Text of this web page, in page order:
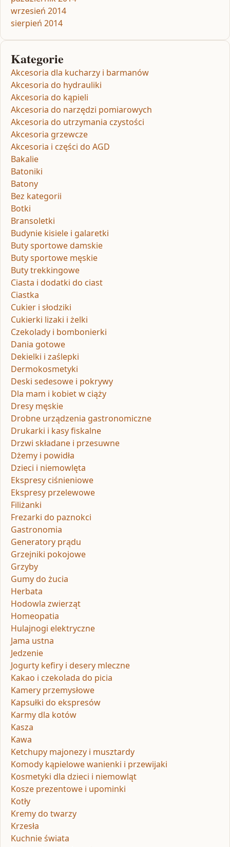
wrzesień 2014
sierpień 2014
Kategorie
Akcesoria dla kucharzy i barmanów
Akcesoria do hydrauliki
Akcesoria do kąpieli
Akcesoria do narzędzi pomiarowych
Akcesoria do utrzymania czystości
Akcesoria grzewcze
Akcesoria i części do AGD
Bakalie
Batoniki
Batony
Bez kategorii
Botki
Bransoletki
Budynie kisiele i galaretki
Buty sportowe damskie
Buty sportowe męskie
Buty trekkingowe
Ciasta i dodatki do ciast
Ciastka
Cukier i słodziki
Cukierki lizaki i żelki
Czekolady i bombonierki
Dania gotowe
Dekielki i zaślepki
Dermokosmetyki
Deski sedesowe i pokrywy
Dla mam i kobiet w ciąży
Dresy męskie
Drobne urządzenia gastronomiczne
Drukarki i kasy fiskalne
Drzwi składane i przesuwne
Dżemy i powidła
Dzieci i niemowlęta
Ekspresy ciśnieniowe
Ekspresy przelewowe
Filiżanki
Frezarki do paznokci
Gastronomia
Generatory prądu
Grzejniki pokojowe
Grzyby
Gumy do żucia
Herbata
Hodowla zwierząt
Homeopatia
Hulajnogi elektryczne
Jama ustna
Jedzenie
Jogurty kefiry i desery mleczne
Kakao i czekolada do picia
Kamery przemysłowe
Kapsułki do ekspresów
Karmy dla kotów
Kasza
Kawa
Ketchupy majonezy i musztardy
Komody kąpielowe wanienki i przewijaki
Kosmetyki dla dzieci i niemowląt
Kosze prezentowe i upominki
Kotły
Kremy do twarzy
Krzesła
Kuchnie świata